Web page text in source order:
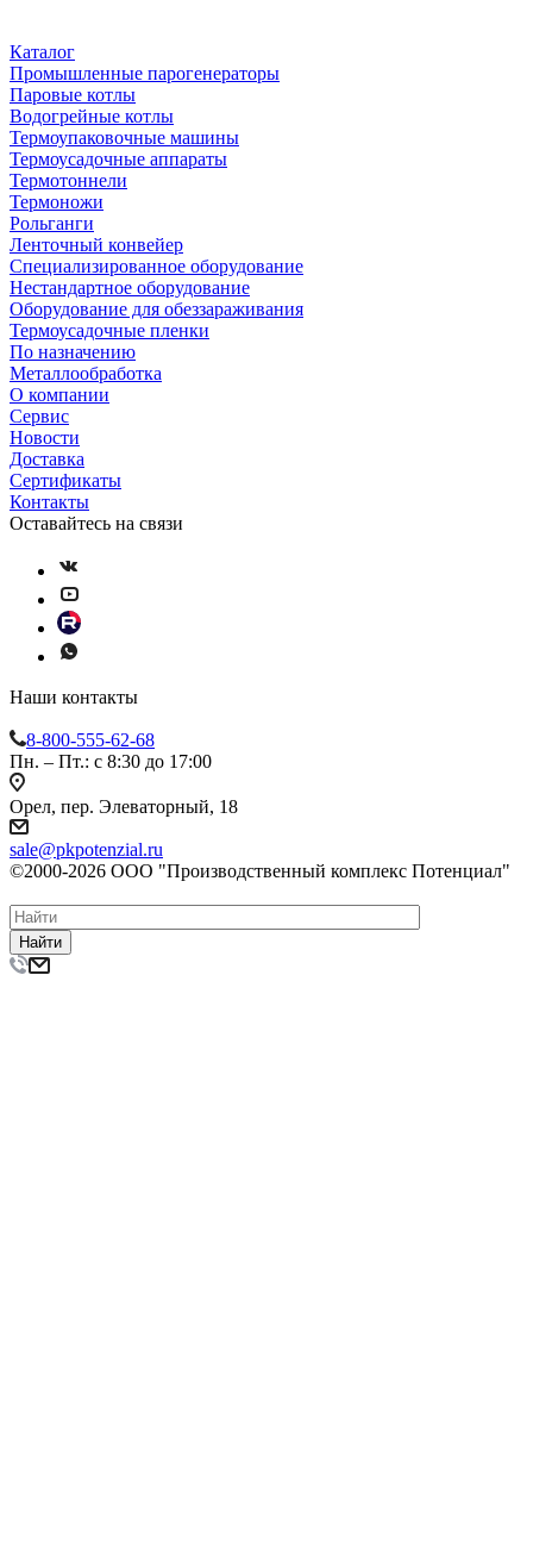
Каталог
Промышленные парогенераторы
Паровые котлы
Водогрейные котлы
Термоупаковочные машины
Термоусадочные аппараты
Термотоннели
Термоножи
Рольганги
Ленточный конвейер
Специализированное оборудование
Нестандартное оборудование
Оборудование для обеззараживания
Термоусадочные пленки
По назначению
Металлообработка
О компании
Сервис
Новости
Доставка
Сертификаты
Контакты
Оставайтесь на связи
Наши контакты
8-800-555-62-68
Пн. – Пт.: с 8:30 до 17:00
Орел, пер. Элеваторный, 18
sale@pkpotenzial.ru
©2000-2026 ООО "Производственный комплекс Потенциал"
Найти